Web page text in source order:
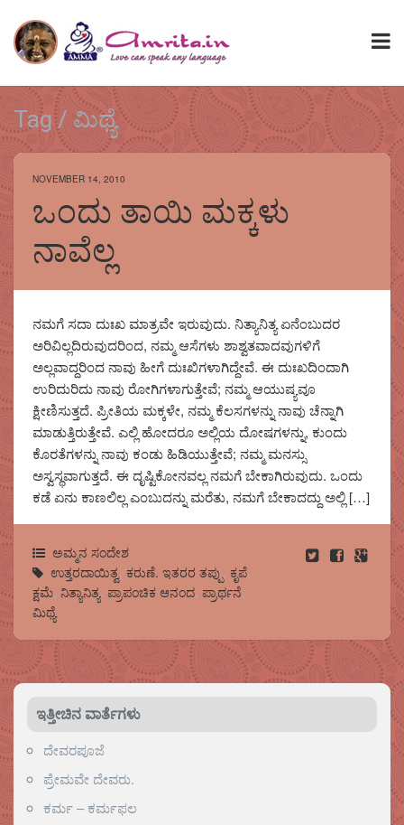
Tag / ಮಿಥ್ಯೆ
NOVEMBER 14, 2010
ಒಂದು ತಾಯಿ ಮಕ್ಕಳು
ನಾವೆಲ್ಲ
ನಮಗೆ ಸದಾ ದುಃಖ ಮಾತ್ರವೇ ಇರುವುದು. ನಿತ್ಯಾನಿತ್ಯ ಏನೆಂಬುದರ
ಅರಿವಿಲ್ಲದಿರುವುದರಿಂದ, ನಮ್ಮ ಆಸೆಗಳು ಶಾಶ್ವತವಾದವುಗಳಿಗೆ
ಅಲ್ಲವಾದ್ದರಿಂದ ನಾವು ಹೀಗೆ ದುಃಖಿಗಳಾಗಿದ್ದೇವೆ. ಈ ದುಃಖದಿಂದಾಗಿ
ಉರಿದುರಿದು ನಾವು ರೋಗಿಗಳಾಗುತ್ತೇವೆ; ನಮ್ಮ ಆಯುಷ್ಯವೂ
ಕ್ಷೀಣಿಸುತ್ತದೆ. ಪ್ರೀತಿಯ ಮಕ್ಕಳೇ, ನಮ್ಮ ಕೆಲಸಗಳನ್ನು ನಾವು ಚೆನ್ನಾಗಿ
ಮಾಡುತ್ತಿರುತ್ತೇವೆ. ಎಲ್ಲಿ ಹೋದರೂ ಅಲ್ಲಿಯ ದೋಷಗಳನ್ನು, ಕುಂದು
ಕೊರತೆಗಳನ್ನು ನಾವು ಕಂಡು ಹಿಡಿಯುತ್ತೇವೆ; ನಮ್ಮ ಮನಸ್ಸು
ಅಸ್ವಸ್ಥವಾಗುತ್ತದೆ. ಈ ದೃಷ್ಟಿಕೋನವಲ್ಲ ನಮಗೆ ಬೇಕಾಗಿರುವುದು. ಒಂದು
ಕಡೆ ಏನು ಕಾಣಲಿಲ್ಲ ಎಂಬುದನ್ನು ಮರೆತು, ನಮಗೆ ಬೇಕಾದದ್ದು ಅಲ್ಲಿ […]
ಅಮ್ಮನ ಸಂದೇಶ
ಉತ್ತರದಾಯಿತ್ವ, ಕರುಣೆ. ಇತರರ ತಪ್ಪು , ಕೃಪೆ,
ಕ್ಷಮೆ, ನಿತ್ಯಾನಿತ್ಯ, ಪ್ರಾಪಂಚಿಕ ಆನಂದ, ಪ್ರಾರ್ಥನೆ,
ಮಿಥ್ಯೆ
ಇತ್ತೀಚಿನ ವಾರ್ತೆಗಳು
ದೇವರಪೂಜೆ
ಪ್ರೇಮವೇ ದೇವರು.
ಕರ್ಮ – ಕರ್ಮಫಲ